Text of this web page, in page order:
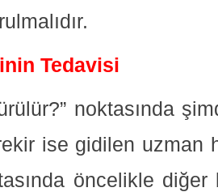
Tedavisi
noktasında
ise gidilen uzman
öncelikle